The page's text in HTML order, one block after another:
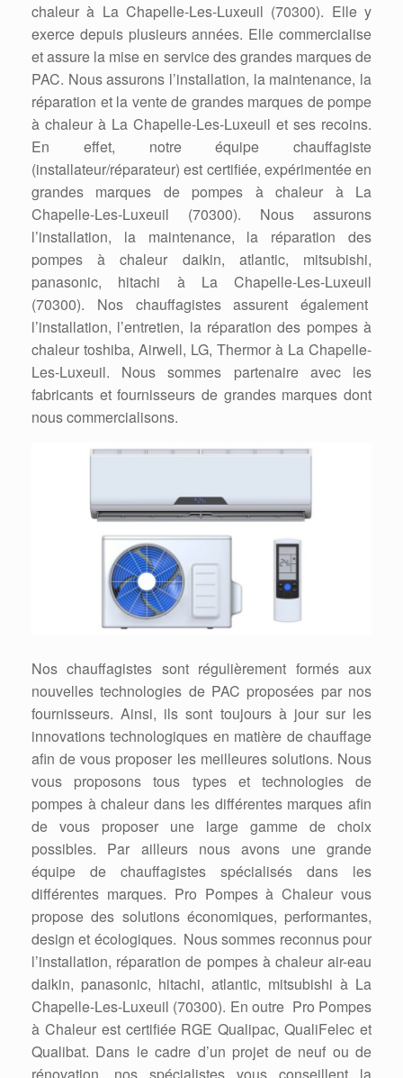
chaleur à La Chapelle-Les-Luxeuil (70300). Elle y
exerce depuis plusieurs années. Elle commercialise
et assure la mise en service des grandes marques de
PAC. Nous assurons l’installation, la maintenance, la
réparation et la vente de grandes marques de pompe
à chaleur à La Chapelle-Les-Luxeuil et ses recoins.
En effet, notre équipe chauffagiste
(installateur/réparateur) est certifiée, expérimentée en
grandes marques de pompes à chaleur à La
Chapelle-Les-Luxeuil (70300). Nous assurons
l’installation, la maintenance, la réparation des
pompes à chaleur daikin, atlantic, mitsubishi,
panasonic, hitachi à La Chapelle-Les-Luxeuil
(70300). Nos chauffagistes assurent également
l’installation, l’entretien, la réparation des pompes à
chaleur toshiba, Airwell, LG, Thermor à La Chapelle-
Les-Luxeuil. Nous sommes partenaire avec les
fabricants et fournisseurs de grandes marques dont
nous commercialisons.
Nos chauffagistes sont régulièrement formés aux
nouvelles technologies de PAC proposées par nos
fournisseurs. Ainsi, ils sont toujours à jour sur les
innovations technologiques en matière de chauffage
afin de vous proposer les meilleures solutions. Nous
vous proposons tous types et technologies de
pompes à chaleur dans les différentes marques afin
de vous proposer une large gamme de choix
possibles. Par ailleurs nous avons une grande
équipe de chauffagistes spécialisés dans les
différentes marques. Pro Pompes à Chaleur vous
propose des solutions économiques, performantes,
design et écologiques. Nous sommes reconnus pour
l’installation, réparation de pompes à chaleur air-eau
daikin, panasonic, hitachi, atlantic, mitsubishi à La
Chapelle-Les-Luxeuil (70300). En outre Pro Pompes
à Chaleur est certifiée RGE Qualipac, QualiFelec et
Qualibat. Dans le cadre d’un projet de neuf ou de